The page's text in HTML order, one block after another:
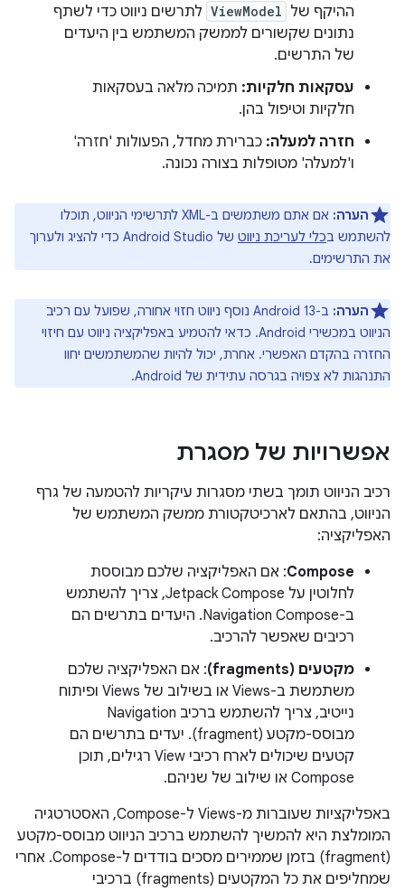
ההיקף של ViewModel לתרשים ניווט כדי לשתף
נתונים שקשורים לממשק המשתמש בין היעדים
של התרשים.
עסקאות חלקיות: תמיכה מלאה בעסקאות
חלקיות וטיפול בהן.
חזרה למעלה: כברירת מחדל, הפעולות 'חזרה'
ו'למעלה' מטופלות בצורה נכונה.
הערה:
אם אתם משתמשים ב-XML לתרשימי הניווט, תוכלו
להשתמש בכלי לעריכת ניווט
של Android Studio כדי להציג ולערוך
את התרשימים.
הערה:
ב-Android 13 נוסף ניווט חזוי אחורה, שפועל עם רכיב
הניווט במכשירי Android. כדאי להטמיע באפליקציה ניווט עם חיזוי
החזרה בהקדם האפשרי. אחרת, יכול להיות שהמשתמשים יחוו
התנהגות לא צפויה בגרסה עתידית של Android.
אפשרויות של מסגרת
רכיב הניווט תומך בשתי מסגרות עיקריות להטמעה של גרף
הניווט, בהתאם לארכיטקטורת ממשק המשתמש של
האפליקציה:
Compose: אם האפליקציה שלכם מבוססת
לחלוטין על Jetpack Compose, צריך להשתמש
ב-Navigation Compose. היעדים בתרשים הם
רכיבים שאפשר להרכיב.
מקטעים (fragments)
: אם האפליקציה שלכם
משתמשת ב-Views או בשילוב של Views ופיתוח
נייטיב, צריך להשתמש ברכיב Navigation
מבוסס-מקטע (fragment). יעדים בתרשים הם
קטעים שיכולים לארח רכיבי View רגילים, תוכן
Compose או שילוב של שניהם.
באפליקציות שעוברות מ-Views ל-Compose, האסטרטגיה
המומלצת היא להמשיך להשתמש ברכיב הניווט מבוסס-מקטע
(fragment) בזמן שממירים מסכים בודדים ל-Compose. אחרי
שמחליפים את כל המקטעים (fragments) ברכיבי